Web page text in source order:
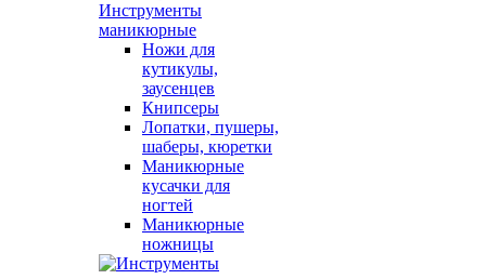
Инструменты
маникюрные
Ножи для
кутикулы,
заусенцев
Книпсеры
Лопатки, пушеры,
шаберы, кюретки
Маникюрные
кусачки для
ногтей
Маникюрные
ножницы